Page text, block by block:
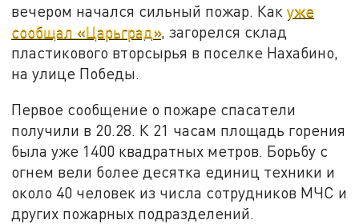
вечером начался сильный пожар. Какуже
сообщал «Царьград», загорелся склад
пластикового вторсырья в поселке Нахабино,
на улице Победы.
Первое сообщение о пожаре спасатели
получили в 20.28. К 21 часам площадь горения
была уже 1400 квадратных метров. Борьбу с
огнем вели более десятка единиц техники и
около 40 человек из числа сотрудников МЧС и
других пожарных подразделений.